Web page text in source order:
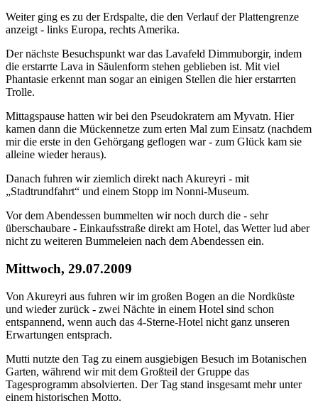
Weiter ging es zu der Erdspalte, die den Verlauf der Plattengrenze
anzeigt - links Europa, rechts Amerika.
Der nächste Besuchspunkt war das Lavafeld Dimmuborgir, indem
die erstarrte Lava in Säulenform stehen geblieben ist. Mit viel
Phantasie erkennt man sogar an einigen Stellen die hier erstarrten
Trolle.
Mittagspause hatten wir bei den Pseudokratern am Myvatn. Hier
kamen dann die Mückennetze zum erten Mal zum Einsatz (nachdem
mir die erste in den Gehörgang geflogen war - zum Glück kam sie
alleine wieder heraus).
Danach fuhren wir ziemlich direkt nach Akureyri - mit
„Stadtrundfahrt“ und einem Stopp im Nonni-Museum.
Vor dem Abendessen bummelten wir noch durch die - sehr
überschaubare - Einkaufsstraße direkt am Hotel, das Wetter lud aber
nicht zu weiteren Bummeleien nach dem Abendessen ein.
Mittwoch, 29.07.2009
Von Akureyri aus fuhren wir im großen Bogen an die Nordküste
und wieder zurück - zwei Nächte in einem Hotel sind schon
entspannend, wenn auch das 4-Sterne-Hotel nicht ganz unseren
Erwartungen entsprach.
Mutti nutzte den Tag zu einem ausgiebigen Besuch im Botanischen
Garten, während wir mit dem Großteil der Gruppe das
Tagesprogramm absolvierten. Der Tag stand insgesamt mehr unter
einem historischen Motto.